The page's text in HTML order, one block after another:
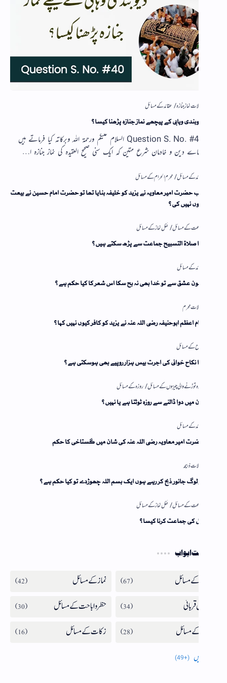
وہابی کے پیچھے نماز جنازہ پڑھنا کیسا؟
Question S. No. #40 السلام علیکم ورحمۃ اللہ وبرکاتہ کیا فرماتے ہیں
دین و خادمان شرع متین کہ ایک سنی صحیح العقیدہ کی نماز جنازہ ا…
حضرت امیر معاویہ نے یزید کو خلیفہ بنایا تھا تو حضرت امام حسین نے بیعت
نہیں کی؟
صلاۃ التسبیح جماعت سے پڑھ سکتے ہیں؟
عشق سے تو خدا بھی نہ بچ سکا اس شعر کا کیا حکم ہے؟
اعظم ابوحنیفہ رضی اللہ عنہ نے یزید کو کافر کیوں نہیں کہا؟
نکاح خوانی کی اجرت بیس ہزار روپیے بھی ہوسکتی ہے؟
میں دوا ڈالنے سے روزہ ٹوٹتا ہے یا نہیں؟
امیر معاویہ رضی اللہ عنہ کی شان میں گستاخی کا حکم
لوگ جانور ذبح کر رہے ہوں ایک بسم اللہ چھوڑدے تو کیا حکم ہے؟
کی جماعت کرنا کیسا؟